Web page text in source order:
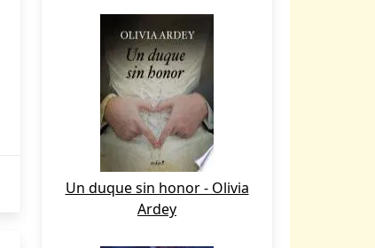
Un duque sin honor - Olivia
Ardey